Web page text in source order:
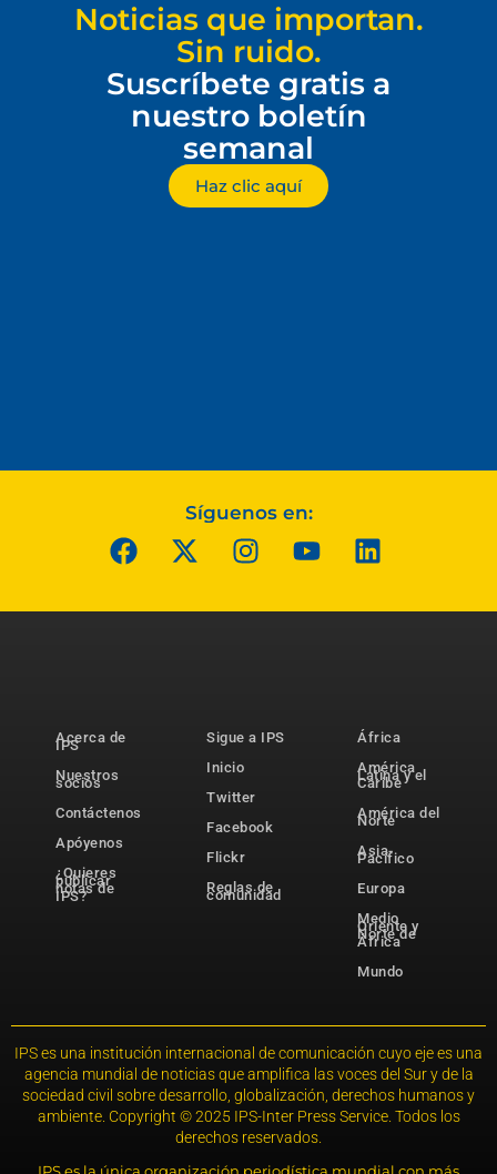
Noticias que importan.
Sin ruido.
Suscríbete gratis a
nuestro boletín
semanal
Haz clic aquí
Síguenos en:
Acerca de
IPS
Nuestros
socios
Contáctenos
Apóyenos
¿Quieres
publicar
notas de
IPS?
Sigue a IPS
Inicio
Twitter
Facebook
Flickr
Reglas de
comunidad
África
América
Latina y el
Caribe
América del
Norte
Asia-
Pacífico
Europa
Medio
Oriente y
Norte de
África
Mundo
IPS es una institución internacional de comunicación cuyo eje es una
agencia mundial de noticias que amplifica las voces del Sur y de la
sociedad civil sobre desarrollo, globalización, derechos humanos y
ambiente. Copyright © 2025 IPS-Inter Press Service. Todos los
derechos reservados.